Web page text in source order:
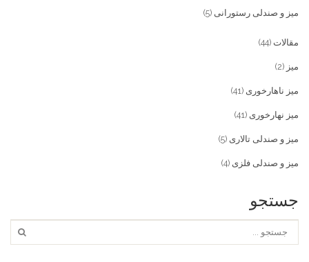
میز و صندلی رستورانی (5)
مقالات (44)
میز (2)
میز ناهارخوری (41)
میز نهارخوری (41)
میز و صندلی تالاری (5)
میز و صندلی فلزی (4)
جستجو